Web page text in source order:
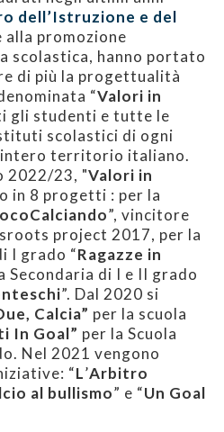
dell’Istruzione e del
alla promozione
scolastica, hanno portato
di più la progettualità
“Valori in
gli studenti e tutte le
scolastici di ogni
territorio italiano.
2022/23, "Valori in
in 8 progetti : per la
”, vincitore
project 2017, per la
I grado “Ragazze in
Secondaria di I e II grado
”. Dal 2020 si
Calcia” per la scuola
In Goal” per la Scuola
Nel 2021 vengono
“L’Arbitro
al bullismo” e “Un Goal